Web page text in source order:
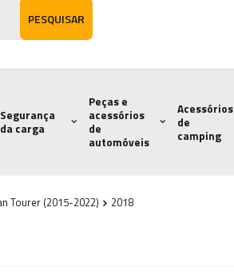
PESQUISAR
Segurança
da carga
Peças e
acessórios
de
automóveis
Acessórios
de
camping
Tourer (2015-2022) 2018